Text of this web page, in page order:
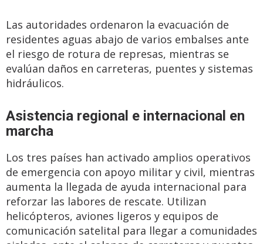
Las autoridades ordenaron la evacuación de
residentes aguas abajo de varios embalses ante
el riesgo de rotura de represas, mientras se
evalúan daños en carreteras, puentes y sistemas
hidráulicos.
Asistencia regional e internacional en
marcha
Los tres países han activado amplios operativos
de emergencia con apoyo militar y civil, mientras
aumenta la llegada de ayuda internacional para
reforzar las labores de rescate. Utilizan
helicópteros, aviones ligeros y equipos de
comunicación satelital para llegar a comunidades